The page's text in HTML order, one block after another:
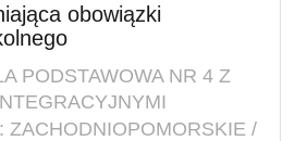
obowiązki
PODSTAWOWA NR 4 Z
ZACHODNIOPOMORSKIE /